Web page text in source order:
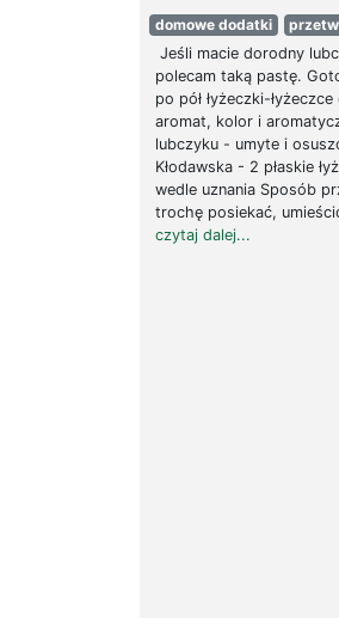
domowe dodatki
Jeśli macie dorodny
polecam taką pastę.
po pół łyżeczki-
aromat, kolor i
lubczyku - umyte i
Kłodawska - 2 płaskie
wedle uznania Sposób
trochę posiekać,
czytaj dalej...